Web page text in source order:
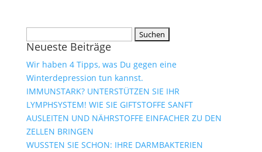
nach:
Neueste Beiträge
Wir haben 4 Tipps, was Du gegen eine
Winterdepression tun kannst.
IMMUNSTARK? UNTERSTÜTZEN SIE IHR
LYMPHSYSTEM! WIE SIE GIFTSTOFFE SANFT
AUSLEITEN UND NÄHRSTOFFE EINFACHER ZU DEN
ZELLEN BRINGEN
WUSSTEN SIE SCHON: IHRE DARMBAKTERIEN